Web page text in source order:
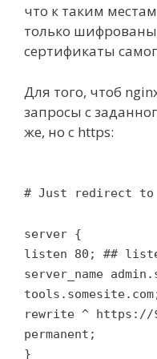
что к таким
только
сертификаты
Для того, чтоб
запросы с
же, но с https:
# Just redirect to
server {
listen 80; ##
server_name
rewrite ^ https://
permanent;
}